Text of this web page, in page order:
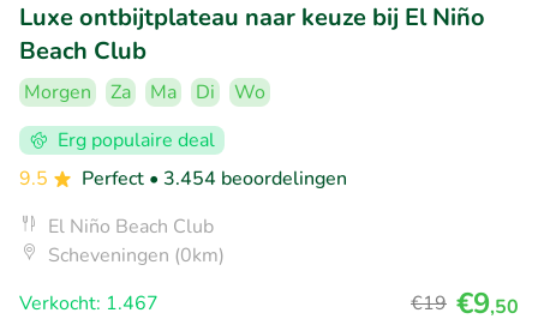
Luxe ontbijtplateau naar keuze bij El Niño
Beach Club
Morgen Za Ma Di
Wo
Erg populaire deal
9.5
Perfect • 3.454 beoordelingen
El Niño Beach Club
Scheveningen (0km)
Verkocht: 1.467
€19 €9,50